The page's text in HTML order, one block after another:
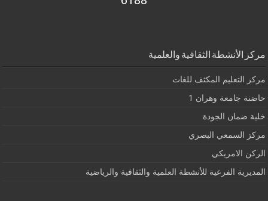
مركز الأنشطة الثقافية والعلمية
مركز التعليم المكثف للغات
حاضنة جامعة وهران 1
خلية ضمان الجودة
مركز السمعي البصري
الركن الامريكي
المديرية الفرعية للأنشطة العلمية والثقافية والرياضية